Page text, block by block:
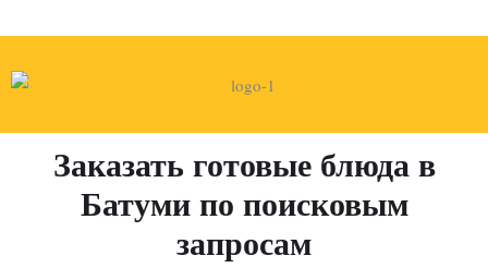
Заказать готовые блюда в
Батуми по поисковым
запросам